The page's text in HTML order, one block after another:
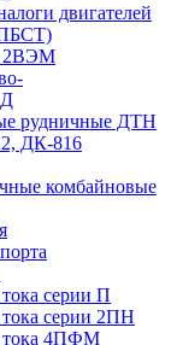
двигателей
ПБСТ)
2ВЭМ
Д
рудничные ДТН
ДК-816
комбайновые
серии П
тока серии 2ПН
тока 4ПФМ